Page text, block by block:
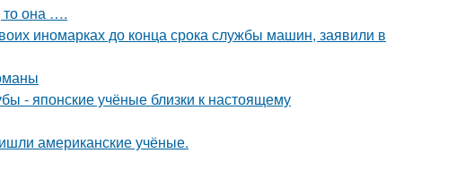
то она ….
иномарках до конца срока службы машин, заявили в
- японские учёные близки к настоящему
американские учёные.